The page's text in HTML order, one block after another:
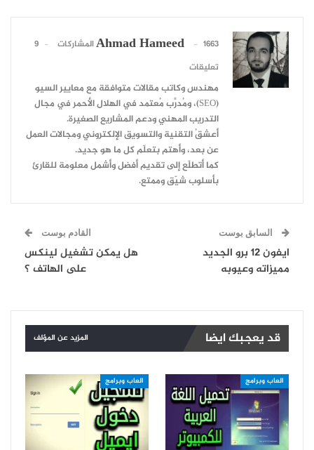
Ahmad Hameed 1663 المشاركات
9
تعليقات
مهندس وكاتب مقالات متوافقة مع معايير السيو
(SEO)، ومُدرِّب مُعتمد في الهلال الأحمر في مجال
التدريب المهني ودعم المشاريع الصغيرة.
أعشقُ التقنية والتسويق الإلكتروني ومجالات العمل
عن بعد، وأهتم بتعلّم كل ما هو جديد.
كما أتطلّع إلى تقديم أفضل وأشمل معلومة للقارئ
بأسلوب شيّق وممتع.
السابق بوست
ايفون 12 برو الجديد
مميزاته وعيوبه
القادم بوست
هل يمكن تشغيل لينكس
على الهاتف ؟
قد يعجبك ايضا المزيد عن المؤلف
العاب وبرامج العاب وبرامج